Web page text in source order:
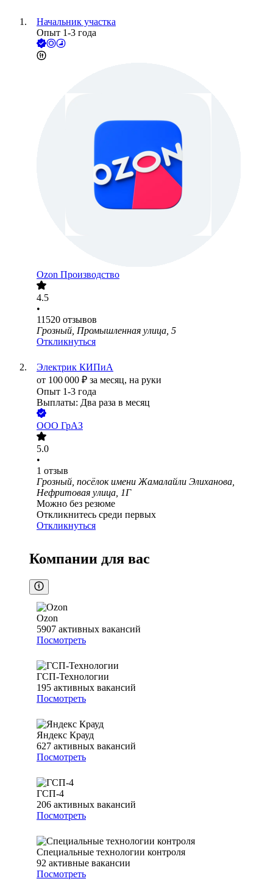
Начальник участка
Опыт 1-3 года
Ozon Производство
4.5
•
11520 отзывов
Грозный, Промышленная улица, 5
Откликнуться
Электрик КИПиА
от 100 000 ₽ за месяц, на руки
Опыт 1-3 года
Выплаты: Два раза в месяц
ООО ГрАЗ
5.0
•
1 отзыв
Грозный, посёлок имени Жамалайли Элиханова,
Нефритовая улица, 1Г
Можно без резюме
Откликнитесь среди первых
Откликнуться
Компании для вас
Ozon
5907 активных вакансий
Посмотреть
ГСП-Технологии
195 активных вакансий
Посмотреть
Яндекс Крауд
627 активных вакансий
Посмотреть
ГСП-4
206 активных вакансий
Посмотреть
Специальные технологии контроля
92 активные вакансии
Посмотреть